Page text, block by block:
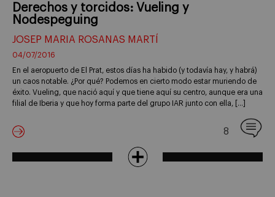
Derechos y torcidos: Vueling y
Nodespeguing
JOSEP MARIA ROSANAS MARTÍ
04/07/2016
En el aeropuerto de El Prat, estos días ha habido (y todavía hay, y habrá)
un caos notable. ¿Por qué? Podemos en cierto modo estar muriendo de
éxito. Vueling, que nació aquí y que tiene aquí su centro, aunque era una
filial de Iberia y que hoy forma parte del grupo IAR junto con ella, […]
8